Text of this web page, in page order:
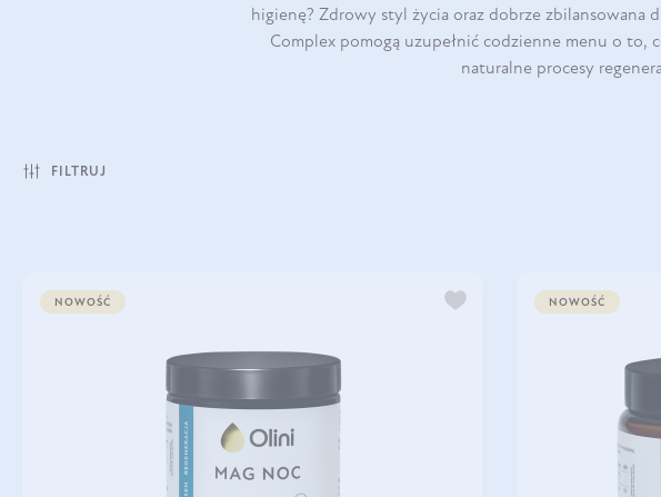
higienę? Zdrowy styl życia oraz dobrze zbilansowana
Complex pomogą uzupełnić codzienne menu o to,
naturalne procesy
FILTRUJ
NOWOŚĆ NOWOŚĆ